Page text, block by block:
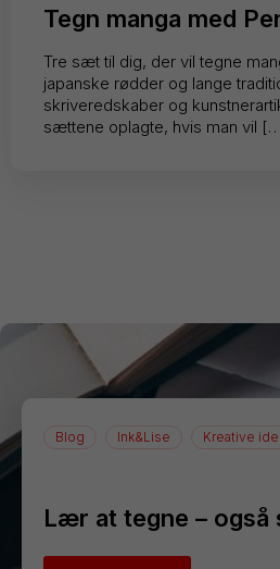
Tegn manga med
Tre sæt til dig, der vil tegne
japanske rødder og lange
skriveredskaber og
sættene oplagte, hvis man vil
Blog Ink&Lise Kreative
Lær at tegne – også